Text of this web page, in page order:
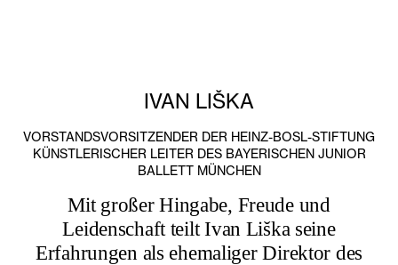
IVAN LIŠKA
VORSTANDSVORSITZENDER DER HEINZ-BOSL-STIFTUNG
KÜNSTLERISCHER LEITER DES BAYERISCHEN JUNIOR
BALLETT MÜNCHEN
Mit großer Hingabe, Freude und
Leidenschaft teilt Ivan Liška seine
Erfahrungen als ehemaliger Direktor des